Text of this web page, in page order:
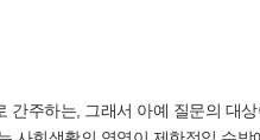
간주하는, 그래서 아예 질문의 대